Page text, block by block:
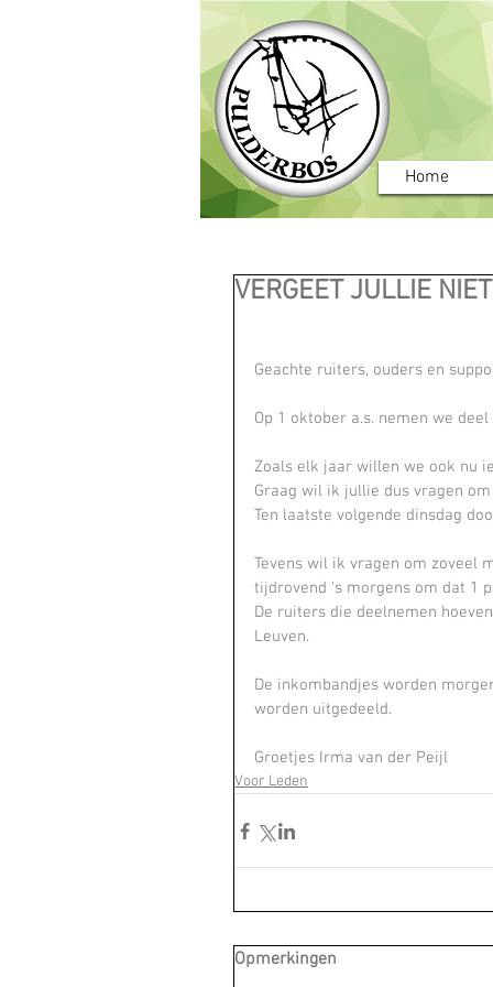
Home
VERGEET JULLIE
Geachte ruiters, ouders en
Op 1 oktober a.s. nemen we
Zoals elk jaar willen we ook nu
Graag wil ik jullie dus vragen
Ten laatste volgende dinsdag
Tevens wil ik vragen om zoveel
tijdrovend ‘s morgens om dat 1
De ruiters die deelnemen
Leuven.
De inkombandjes worden
worden uitgedeeld.
Groetjes Irma van der Peijl
Voor Leden
Opmerkingen